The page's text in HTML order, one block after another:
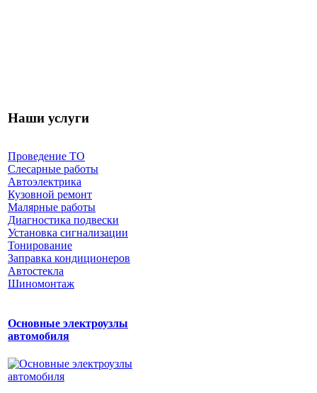
Наши услуги
Проведение ТО
Слесарные работы
Автоэлектрика
Кузовной ремонт
Малярные работы
Диагностика подвески
Установка сигнализации
Тонирование
Заправка кондиционеров
Автостекла
Шиномонтаж
Основные электроузлы
автомобиля